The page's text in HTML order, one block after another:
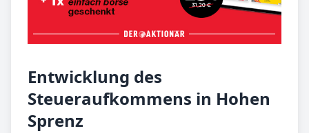
Entwicklung des
Steueraufkommens in Hohen
Sprenz